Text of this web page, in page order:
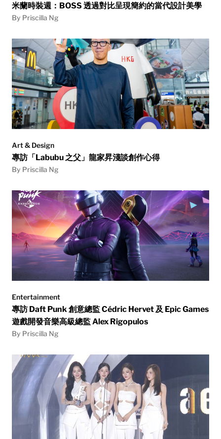
米蘭時裝週：BOSS 透過對比呈現簡約的當代設計美學
By Priscilla Ng
Art & Design
專訪「Labubu 之父」龍家昇淺談創作心得
By Priscilla Ng
Entertainment
專訪 Daft Punk 創意總監 Cédric Hervet 及 Epic Games
遊戲開發音樂高級總監 Alex Rigopulos
By Priscilla Ng